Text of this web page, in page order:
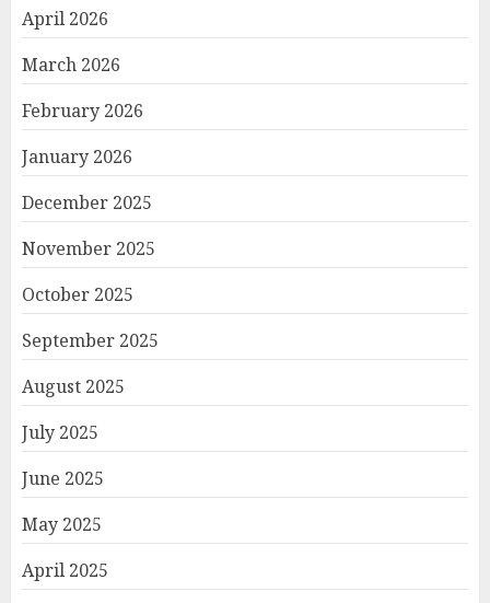
April 2026
March 2026
February 2026
January 2026
December 2025
November 2025
October 2025
September 2025
August 2025
July 2025
June 2025
May 2025
April 2025